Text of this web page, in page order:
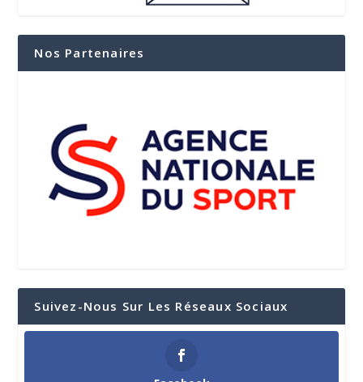
Nos Partenaires
Suivez-Nous Sur Les Réseaux Sociaux